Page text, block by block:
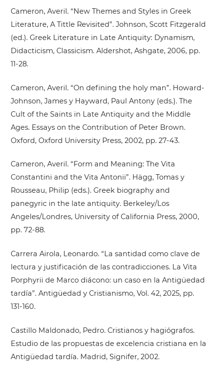
Cameron, Averil. “New Themes and Styles in Greek
Literature, A Tittle Revisited”. Johnson, Scott Fitzgerald
(ed.). Greek Literature in Late Antiquity: Dynamism,
Didacticism, Classicism. Aldershot, Ashgate, 2006, pp.
11-28.
Cameron, Averil. “On defining the holy man”. Howard-
Johnson, James y Hayward, Paul Antony (eds.). The
Cult of the Saints in Late Antiquity and the Middle
Ages. Essays on the Contribution of Peter Brown.
Oxford, Oxford University Press, 2002, pp. 27-43.
Cameron, Averil. “Form and Meaning: The Vita
Constantini and the Vita Antonii”. Hägg, Tomas y
Rousseau, Philip (eds.). Greek biography and
panegyric in the late antiquity. Berkeley/Los
Angeles/Londres, University of California Press, 2000,
pp. 72-88.
Carrera Airola, Leonardo. “La santidad como clave de
lectura y justificación de las contradicciones. La Vita
Porphyrii de Marco diácono: un caso en la Antigüedad
tardía”. Antigüedad y Cristianismo, Vol. 42, 2025, pp.
131-160.
Castillo Maldonado, Pedro. Cristianos y hagiógrafos.
Estudio de las propuestas de excelencia cristiana en la
Antigüedad tardía. Madrid, Signifer, 2002.